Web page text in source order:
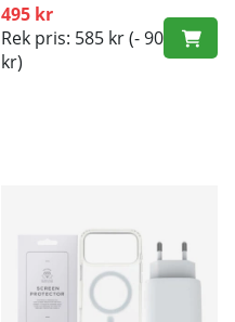
495 kr
Rek pris: 585 kr(- 90
kr)